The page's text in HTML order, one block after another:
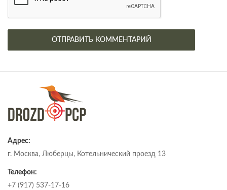
Адрес:
г. Москва, Люберцы, Котельнический проезд 13
Телефон:
+7 (917) 537-17-16